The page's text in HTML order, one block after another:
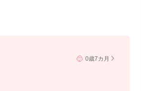
0歳7カ月